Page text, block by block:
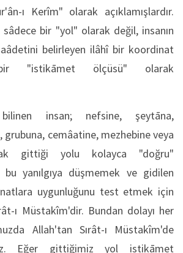
ı Kerîm" olarak açıklamışlardır.
sâdece bir "yol" olarak değil, insanın
belirleyen ilâhî bir koordinat
"istikāmet ölçüsü" olarak
bilinen insan; nefsine, şeytāna,
grubuna, cemâatine, mezhebine veya
gittiği yolu kolayca "doğru"
yanılgıya düşmemek ve gidilen
uygunluğunu test etmek için
ı Müstakîm'dir. Bundan dolayı her
Allah'tan Sırât-ı Müstakîm'de
Eğer gittiğimiz yol istikāmet